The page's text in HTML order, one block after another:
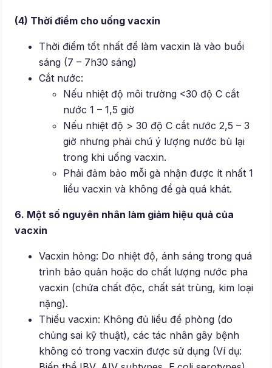
(4) Thời điểm cho uống vacxin
Thời điểm tốt nhất để làm vacxin là vào buổi
sáng (7 – 7h30 sáng)
Cắt nước:
Nếu nhiệt độ môi trường <30 độ C cắt
nước 1 – 1,5 giờ
Nếu nhiệt độ > 30 độ C cắt nước 2,5 – 3
giờ nhưng phải chú ý lượng nước bù lại
trong khi uống vacxin.
Phải đảm bảo mỗi gà nhận được ít nhất 1
liều vacxin và không để gà quá khát.
6. Một số nguyên nhân làm giảm hiệu quả của
vacxin
Vacxin hỏng: Do nhiệt độ, ánh sáng trong quá
trình bảo quản hoặc do chất lượng nước pha
vacxin (chứa chất độc, chất sát trùng, kim loại
nặng).
Thiếu vacxin: Không đủ liều để phòng (do
chủng sai kỹ thuật), các tác nhân gây bệnh
không có trong vacxin được sử dụng (Ví dụ: